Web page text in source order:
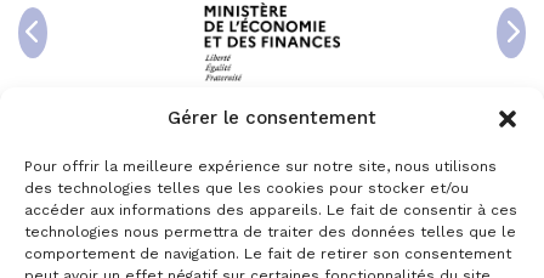
Gérer le consentement
Pour offrir la meilleure expérience sur notre site, nous utilisons
des technologies telles que les cookies pour stocker et/ou
accéder aux informations des appareils. Le fait de consentir à ces
technologies nous permettra de traiter des données telles que le
comportement de navigation. Le fait de retirer son consentement